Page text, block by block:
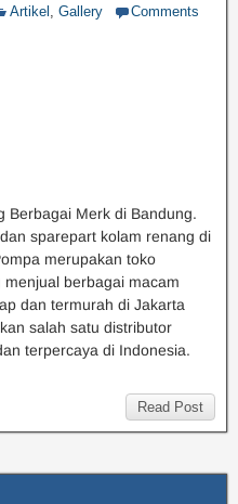
Artikel , Gallery Comments
Berbagai Merk di Bandung.
sparepart kolam renang di
merupakan toko
berbagai macam
dan termurah di Jakarta
salah satu distributor
terpercaya di Indonesia.
Read Post